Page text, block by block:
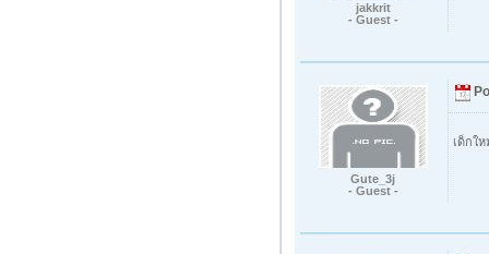
jakkrit
- Guest -
Gute_3j
- Guest -
เด็กใ